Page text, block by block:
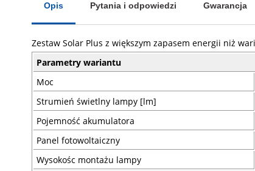
Opis Pytania i odpowiedzi Gwarancja
Zestaw Solar Plus z większym zapasem energii niż
Parametry wariantu
Moc
Strumień świetlny lampy [lm]
Pojemność akumulatora
Panel fotowoltaiczny
Wysokośc montażu lampy